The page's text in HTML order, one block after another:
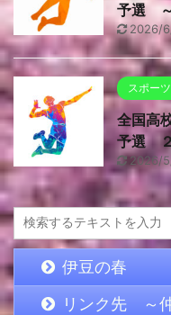
予選
2026/
スポーツ
全国高
予選
2026/
伊豆の春
リンク先 ～